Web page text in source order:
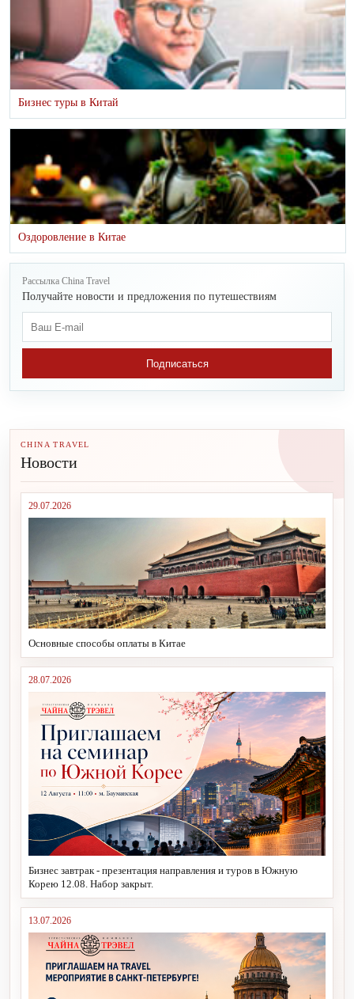
Бизнес туры в Китай
Оздоровление в Китае
Рассылка China Travel
Получайте новости и предложения по путешествиям
Подписаться
CHINA TRAVEL
Новости
29.07.2026
Основные способы оплаты в Китае
28.07.2026
Бизнес завтрак - презентация направления и туров в Южную
Корею 12.08. Набор закрыт.
13.07.2026